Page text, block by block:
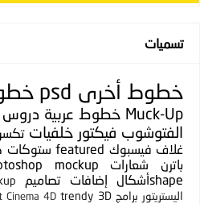
تسميات
خطوط أخرى psd
Muck-Up خطوط عربية دروس
الفتوشوب فيكتور خلفيات
غلاف فيسبوك featured ستوكات
باترن
شعارات mockup
shapeأشكال
إضافات تصاميم
اليستريتور برامج 3D
trendy
Cinema 4D